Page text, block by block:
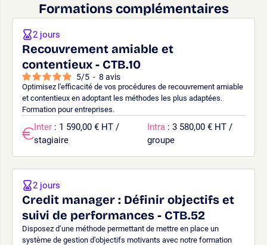
Formations complémentaires
Recouvrement amiable et
contentieux - CTB.10
5/5 - 8 avis
Optimisez l'efficacité de vos procédures de recouvrement amiable
et contentieux en adoptant les méthodes les plus adaptées.
Formation pour entreprises.
2 jours
Inter : 1 590,00 € HT /
stagiaire
Intra : 3 580,00 € HT /
groupe
Credit manager : Définir objectifs et
suivi de performances - CTB.52
Disposez d’une méthode permettant de mettre en place un
système de gestion d’objectifs motivants avec notre formation
2 jours